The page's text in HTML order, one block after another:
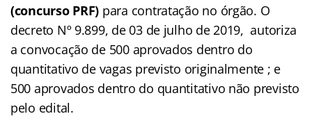
(concurso PRF) para contratação no órgão. O
decreto Nº 9.899, de 03 de julho de 2019, autoriza
a convocação de 500 aprovados dentro do
quantitativo de vagas previsto originalmente ; e
500 aprovados dentro do quantitativo não previsto
pelo edital.